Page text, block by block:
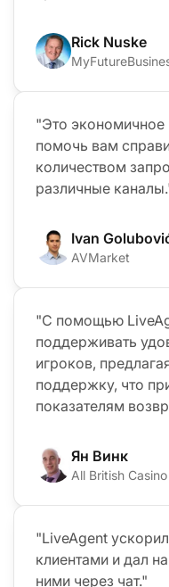
Rick Nuske
"Это
помочь вам
количеством
различные
Ivan
AVMarket
"С помощью
поддерживать
игроков,
поддержку, что
показателям
Ян Винк
All British Casino
"LiveAgent
клиентами и дал
ними через чат."